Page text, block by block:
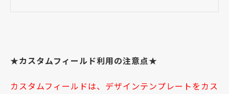
★カスタムフィールド利用の注意点★
カスタムフィールドは、デザインテンプレートをカス